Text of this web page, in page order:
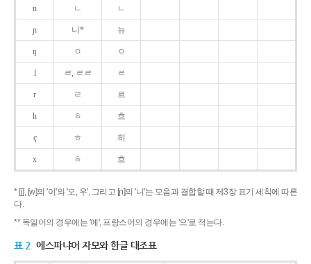
n ㄴ ㄴ
ɲ 니* 뉴
ŋ ㅇ ㅇ
l ㄹ, ㄹㄹ ㄹ
r ㄹ 르
h ㅎ 흐
ç ㅎ 히
x ㅎ 흐
* [j], [w]의 '이'와 '오, 우', 그리고 [ɲ]의 '니'는 모음과 결합할 때 제3장 표기 세칙에 따른
다.
** 독일어의 경우에는 '에', 프랑스어의 경우에는 '으'로 적는다.
표 2 에스파냐어 자모와 한글 대조표